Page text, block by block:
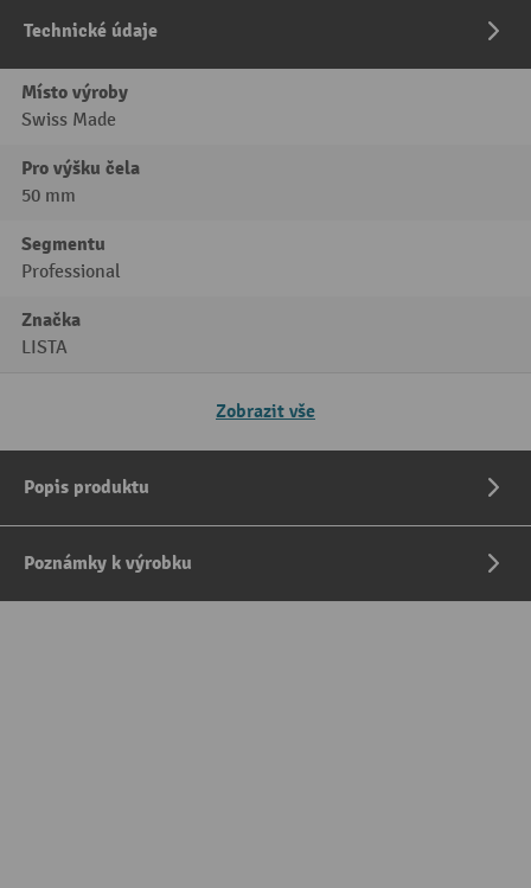
Technické údaje
Místo výroby
Swiss Made
Pro výšku čela
50 mm
Segmentu
Professional
Značka
LISTA
Zobrazit vše
Popis produktu
Poznámky k výrobku